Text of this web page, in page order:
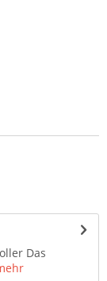
Das